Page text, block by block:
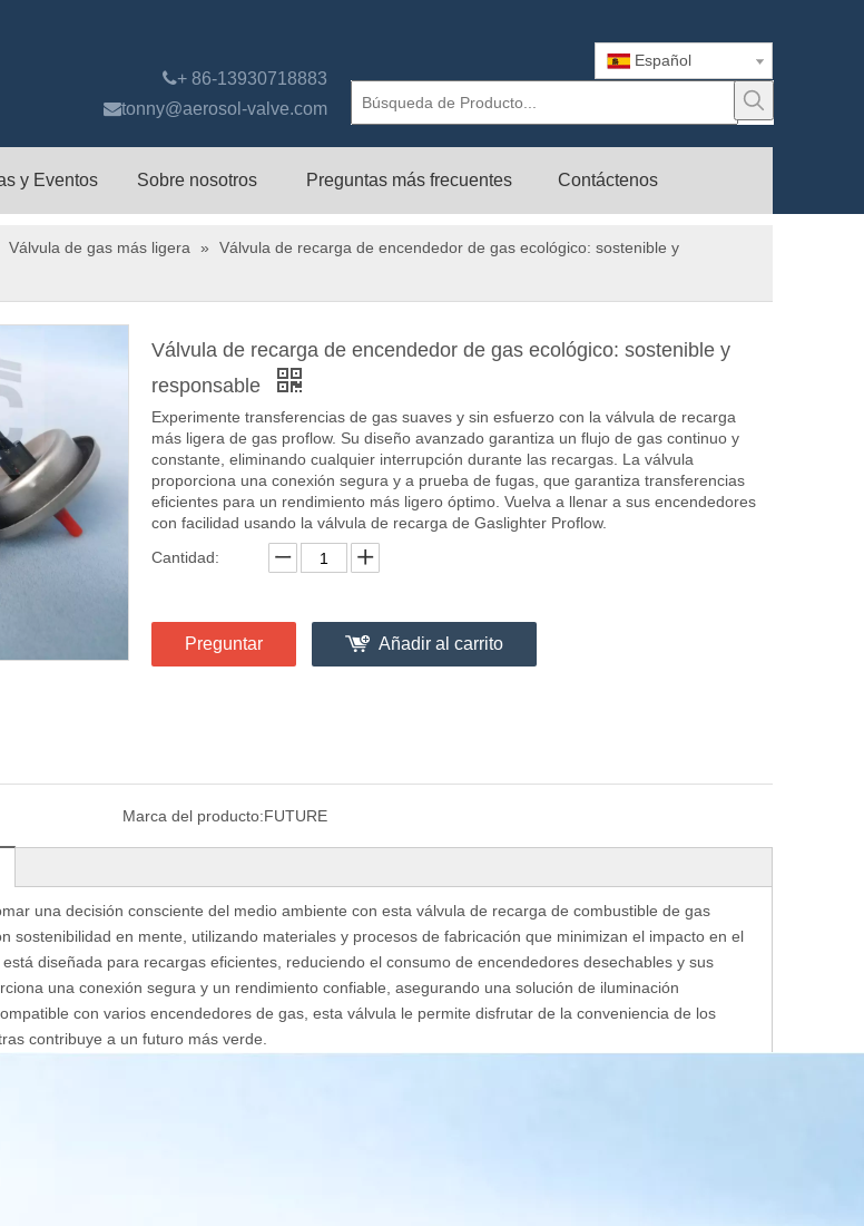
+ 86-13930718883
tonny@aerosol-valve.com
Español
y Eventos Sobre nosotros Preguntas más frecuentes Contáctenos
Válvula de gas más ligera »
Válvula de recarga de encendedor de gas ecológico: sostenible y
Válvula de recarga de encendedor de gas ecológico: sostenible y
responsable
Experimente transferencias de gas suaves y sin esfuerzo con la válvula de recarga
más ligera de gas proflow. Su diseño avanzado garantiza un flujo de gas continuo y
constante, eliminando cualquier interrupción durante las recargas. La válvula
proporciona una conexión segura y a prueba de fugas, que garantiza transferencias
eficientes para un rendimiento más ligero óptimo. Vuelva a llenar a sus encendedores
con facilidad usando la válvula de recarga de Gaslighter Proflow.
Cantidad:
Preguntar Añadir al carrito
Marca del producto:FUTURE
una decisión consciente del medio ambiente con esta válvula de recarga de combustible de gas
sostenibilidad en mente, utilizando materiales y procesos de fabricación que minimizan el impacto en el
diseñada para recargas eficientes, reduciendo el consumo de encendedores desechables y sus
una conexión segura y un rendimiento confiable, asegurando una solución de iluminación
con varios encendedores de gas, esta válvula le permite disfrutar de la conveniencia de los
contribuye a un futuro más verde.